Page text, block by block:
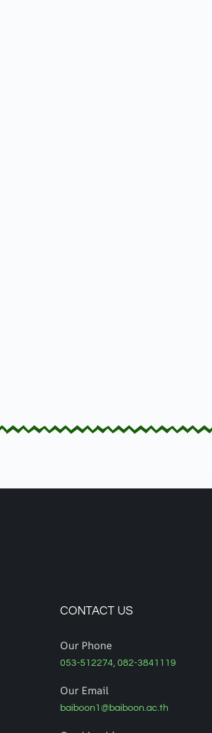
CONTACT US
Our Phone
053-512274, 082-3841119
Our Email
baiboon1@baiboon.ac.th